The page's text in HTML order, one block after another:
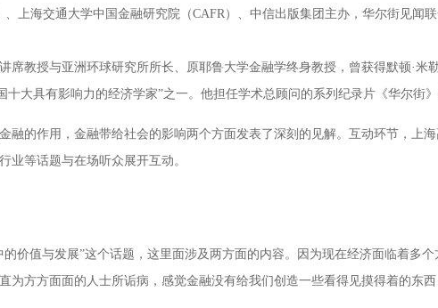
上海交通大学中国金融研究院（CAFR）、中信出版集团主办，华尔街见闻联
席教授与亚洲环球研究所所长、原耶鲁大学金融学终身教授，曾获得默顿·
十大具有影响力的经济学家”之一。他担任学术总顾问的系列纪录片《华尔街
融的作用，金融带给社会的影响两个方面发表了深刻的见解。互动环节，上
业等话题与在场听众展开互动。
价值与发展”这个话题，这里面涉及两方面的内容。因为现在经济面临着多
为方方面面的人士所诟病，感觉金融没有给我们创造一些看得见摸得着的东